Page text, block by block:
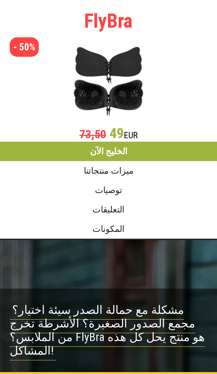
FlyBra
- 50%
73,50 49EUR
الخليج الآن
ميزات منتجاتنا
توصيات
التعليقات
المكونات
مشكلة مع حمالة الصدر سيئة اختيار؟
مجمع الصدور الصغيرة؟ الأشرطة تخرج
من الملابس؟ FlyBra هو منتج يحل كل هذه
المشاكل!